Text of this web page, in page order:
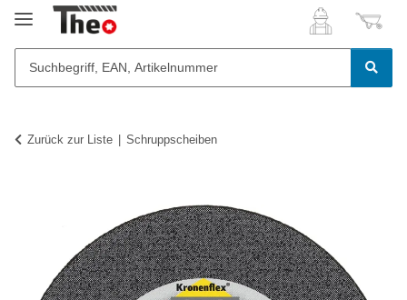
Zurück zur Liste Schruppscheiben